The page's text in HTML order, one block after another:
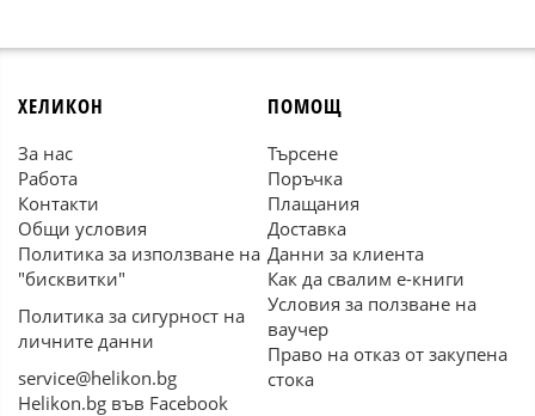
ХЕЛИКОН
За нас
Работа
Контакти
Общи условия
Политика за използване на
"бисквитки"
Политика за сигурност на
личните данни
service@helikon.bg
Helikon.bg във Facebook
ПОМОЩ
Търсене
Поръчка
Плащания
Доставка
Данни за клиента
Как да свалим е-книги
Условия за ползване на
ваучер
Право на отказ от закупена
стока